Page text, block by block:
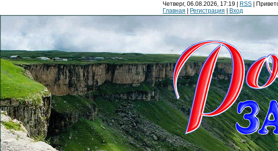
Четверг, 06.08.2026, 17:19 | RSS
Главная
Регистрация Вход